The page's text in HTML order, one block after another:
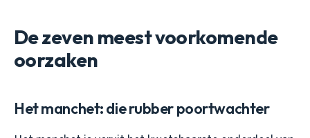
De zeven meest voorkomende
oorzaken
Het manchet: die rubber poortwachter